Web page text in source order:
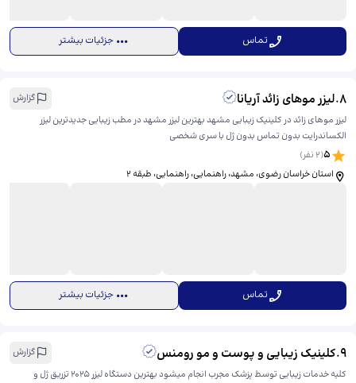
تماس جزئیات بیشتر
8
.لیزر موهای زائد آریانا
گزارش
لیزر موهای زائد در کلینیک زیبایی مشهد بهترین لیزر مشهد در مطب زیبایی جدیدترین لیزر
الکساندرایت بدون تماس بدون ژل با سری شخصی
5
(
2نفر)
استان خراسان رضوی، مشهد، راهنمایی، راهنمایی، ​طبقه ۲
تماس جزئیات بیشتر
9
.کلینیک زیبایی و پوست و مو رومنس
گزارش
کلیه خدمات زیبایی توسط پزشک مجرب انجام میشود بهترین دستگاه لیزر 2025 تزریق ژل و